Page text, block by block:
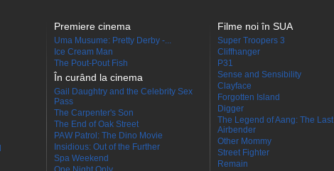
Premiere cinema
Uma Musume: Pretty Derby -...
Ice Cream Man
The Pout-Pout Fish
În curând la cinema
Gail Daughtry and the Celebrity Sex
Pass
The Carpenter's Son
The End of Oak Street
PAW Patrol: The Dino Movie
Insidious: Out of the Further
Spa Weekend
Filme noi în SUA
Super Troopers 3
Cliffhanger
P31
Sense and Sensibility
Clayface
Forgotten Island
Digger
The Legend of Aang: The Last
Airbender
Other Mommy
Street Fighter
Remain